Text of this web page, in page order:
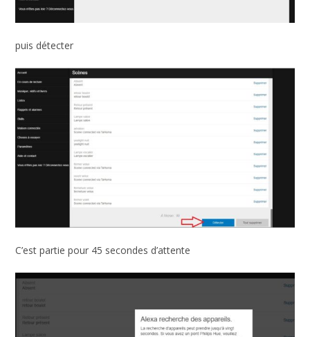
puis détecter
C’est partie pour 45 secondes d’attente